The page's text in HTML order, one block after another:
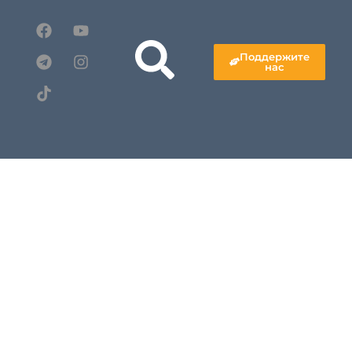
Поддержите
нас